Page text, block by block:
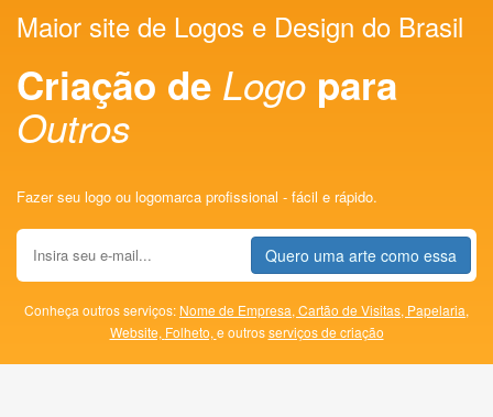
Maior site de Logos e Design do Brasil
Criação de Logo para
Outros
Fazer seu logo ou logomarca profissional - fácil e rápido.
Quero uma arte como essa
Conheça outros serviços: Nome de Empresa, Cartão de Visitas, Papelaria,
Website, Folheto, e outrosserviços de criação